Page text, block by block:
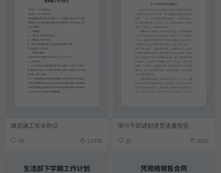
建筑施工安全协议
46 12436
审计干部述职述责述廉报告
22 9681